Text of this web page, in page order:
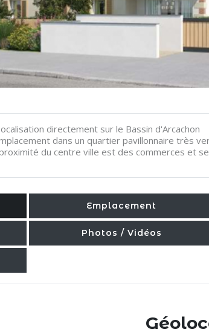
directement sur le Bassin d'Arcachon
dans un quartier pavillonnaire très
du centre ville est des commerces et
Emplacement
Photos / Vidéos